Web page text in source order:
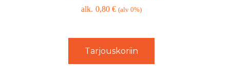
0,80€ (alv 0%)
Tarjouskoriin